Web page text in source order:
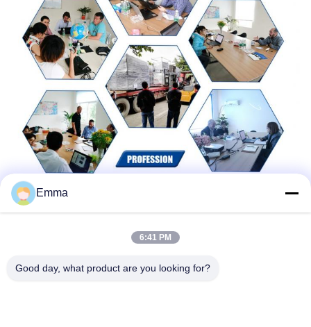
Emma
6:41 PM
Good day, what product are you looking for?